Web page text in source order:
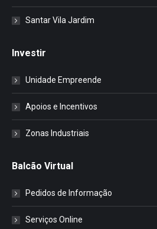
Santar Vila Jardim
Investir
Unidade Empreende
Apoios e Incentivos
Zonas Industriais
Balcão Virtual
Pedidos de Informação
Serviços Online